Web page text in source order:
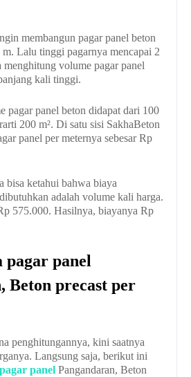
membangun pagar panel beton
Lalu tinggi pagarnya mencapai 2
volume pagar panel
kali tinggi.
pagar panel beton didapat dari 100
200 m². Di satu sisi SakhaBeton
panel per meternya sebesar Rp
bisa ketahui bahwa biaya
adalah volume kali harga.
575.000. Hasilnya, biayanya Rp
pagar panel
Beton precast per
penghitungannya, kini saatnya
Langsung saja, berikut ini
panel Pangandaran, Beton